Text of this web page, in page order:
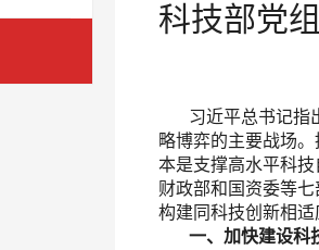
科技部党
习近平总书记指出
略博弈的主要战场
本是支撑高水平科
财政部和国资委等
构建同科技创新相
一、加快建设科